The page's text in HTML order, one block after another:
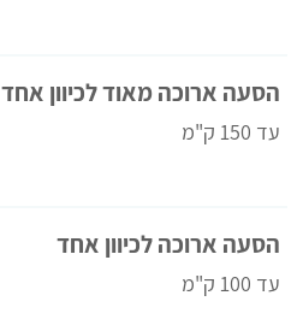
הסעה ארוכה מאוד לכיוון אחד
עד 150 ק"מ
הסעה ארוכה לכיוון אחד
עד 100 ק"מ